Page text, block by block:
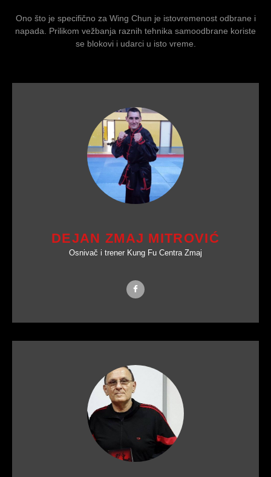
Ono što je specifično za Wing Chun je istovremenost odbrane i
napada. Prilikom vežbanja raznih tehnika samoodbrane koriste
se blokovi i udarci u isto vreme.
DEJAN ZMAJ MITROVIĆ
Osnivač i trener Kung Fu Centra Zmaj